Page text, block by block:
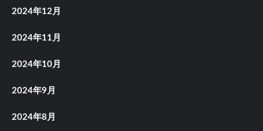
2024年12月
2024年11月
2024年10月
2024年9月
2024年8月